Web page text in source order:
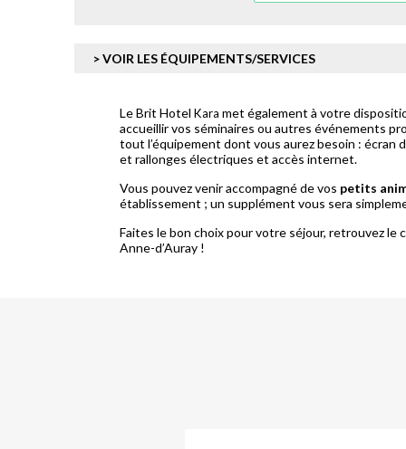
> VOIR LES ÉQUIPEMENTS/SERVICES
Le Brit Hotel Kara met également à votre
accueillir vos séminaires ou autres événements
tout l’équipement dont vous aurez besoin : écran
et rallonges électriques et accès internet.
Vous pouvez venir accompagné de vos petits
établissement ; un supplément vous sera
Faites le bon choix pour votre séjour, retrouvez le
Anne-d’Auray !